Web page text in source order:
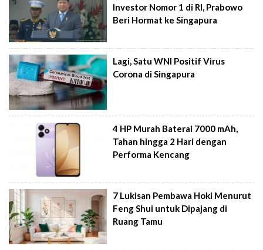
Investor Nomor 1 di RI, Prabowo
Beri Hormat ke Singapura
Lagi, Satu WNI Positif Virus
Corona di Singapura
4 HP Murah Baterai 7000 mAh,
Tahan hingga 2 Hari dengan
Performa Kencang
7 Lukisan Pembawa Hoki Menurut
Feng Shui untuk Dipajang di
Ruang Tamu